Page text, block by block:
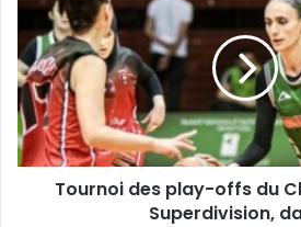
play-
offs
du
Championnat
de
Superdivision,
dames
Tournoi des play-offs du
Superdivision,